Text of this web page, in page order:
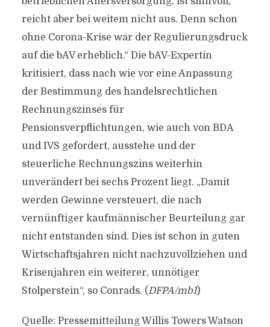
reicht aber bei weitem nicht aus. Denn schon
ohne Corona-Krise war der Regulierungsdruck
auf die bAV erheblich.“ Die bAV-Expertin
kritisiert, dass nach wie vor eine Anpassung
der Bestimmung des handelsrechtlichen
Rechnungszinses für
Pensionsverpflichtungen, wie auch von BDA
und IVS gefordert, ausstehe und der
steuerliche Rechnungszins weiterhin
unverändert bei sechs Prozent liegt. „Damit
werden Gewinne versteuert, die nach
vernünftiger kaufmännischer Beurteilung gar
nicht entstanden sind. Dies ist schon in guten
Wirtschaftsjahren nicht nachzuvollziehen und
Krisenjahren ein weiterer, unnötiger
Stolperstein“, so Conrads. (DFPA/mb1)
Quelle: Pressemitteilung Willis Towers Watson